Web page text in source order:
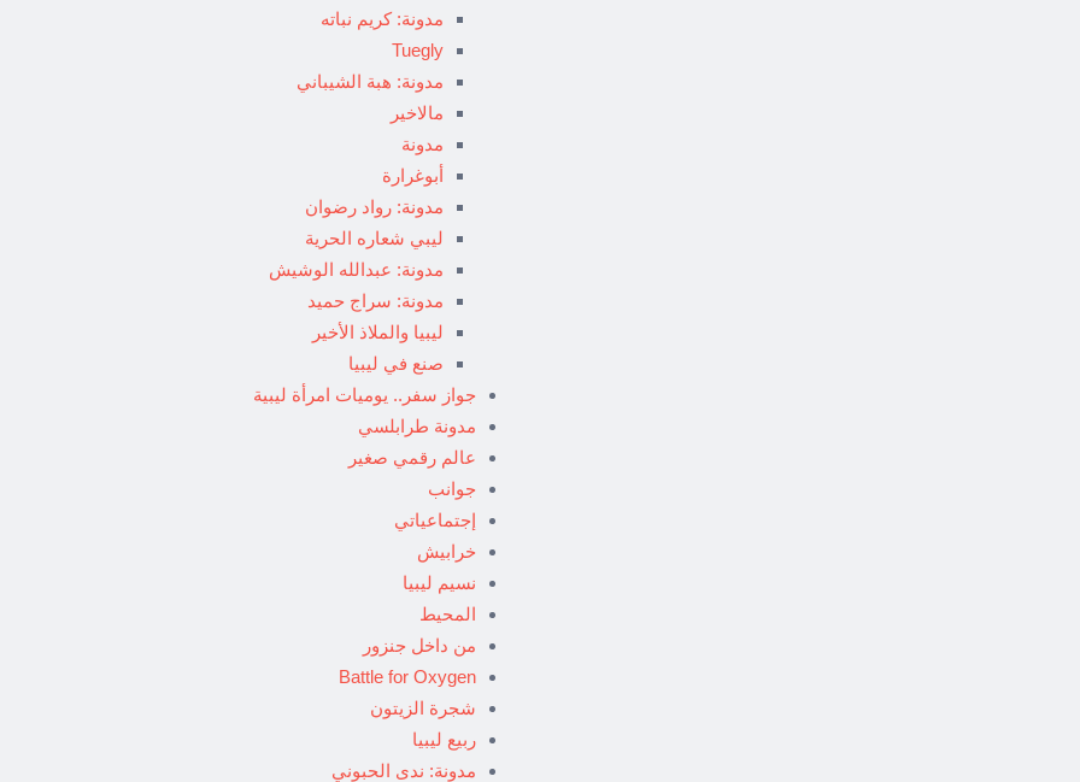
مدونة: كريم نباته
Tuegly
مدونة: هبة الشيباني
مالاخير
مدونة
أبوغرارة
مدونة: رواد رضوان
ليبي شعاره الحرية
مدونة: عبدالله الوشيش
مدونة: سراج حميد
ليبيا والملاذ الأخير
صنع في ليبيا
جواز سفر.. يوميات امرأة ليبية
مدونة طرابلسي
عالم رقمي صغير
جوانب
إجتماعياتي
خرابيش
نسيم ليبيا
المحيط
من داخل جنزور
Battle for Oxygen
شجرة الزيتون
ربيع ليبيا
مدونة: ندى الحبوني